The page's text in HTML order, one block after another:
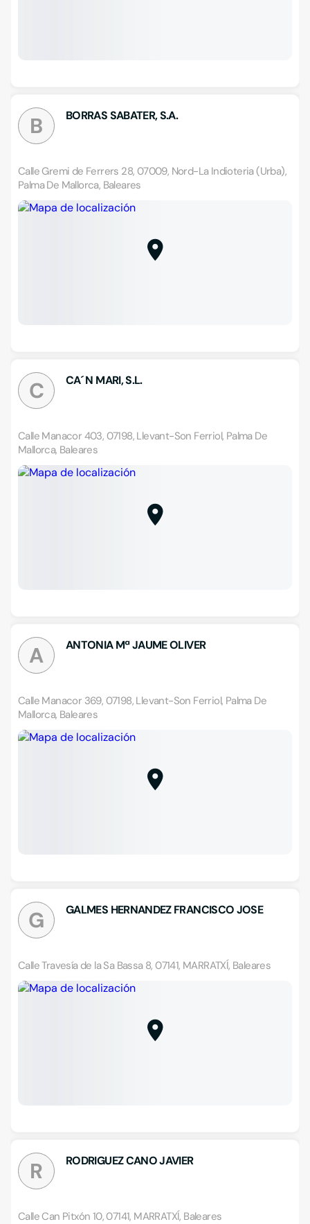
B BORRAS SABATER, S.A.
Calle Gremi de Ferrers 28, 07009, Nord-La Indioteria (Urba),
Palma De Mallorca, Baleares
C CA´ N MARI, S.L.
Calle Manacor 403, 07198, Llevant-Son Ferriol, Palma De
Mallorca, Baleares
A ANTONIA Mª JAUME OLIVER
Calle Manacor 369, 07198, Llevant-Son Ferriol, Palma De
Mallorca, Baleares
G GALMES HERNANDEZ FRANCISCO JOSE
Calle Travesía de la Sa Bassa 8, 07141, MARRATXÍ, Baleares
R RODRIGUEZ CANO JAVIER
Calle Can Pitxón 10, 07141, MARRATXÍ, Baleares